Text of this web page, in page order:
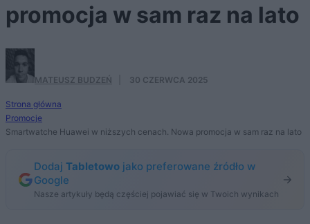
promocja w sam raz na lato
MATEUSZ BUDZEŃ 30 CZERWCA 2025
Strona główna
Promocje
Smartwatche Huawei w niższych cenach. Nowa promocja w sam raz na lato
Dodaj Tabletowo jako preferowane źródło w
Google
Nasze artykuły będą częściej pojawiać się w Twoich wynikach